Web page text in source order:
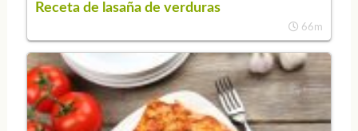
Receta de lasaña de verduras
66m